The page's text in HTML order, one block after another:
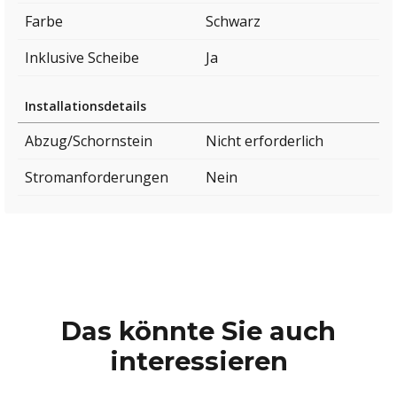
Farbe
Schwarz
Inklusive Scheibe
Ja
Installationsdetails
Abzug/Schornstein
Nicht erforderlich
Stromanforderungen
Nein
Das könnte Sie auch
interessieren